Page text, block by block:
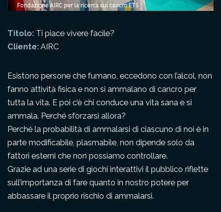
Titolo: Ti piace vivere facile?
Cliente:AIRC
Esistono persone che fumano, eccedono con l’alcol, non
fanno attività fisica e non si ammalano di cancro per
tutta la vita. E poi c’è chi conduce una vita sana e si
ammala. Perché sforzarsi allora?
Perché la probabilità di ammalarsi di ciascuno di noi è in
parte modificabile, plasmabile, non dipende solo da
fattori esterni che non possiamo controllare.
Grazie ad una serie di giochi interattivi il pubblico riflette
sull’importanza di fare quanto in nostro potere per
abbassare il proprio rischio di ammalarsi.